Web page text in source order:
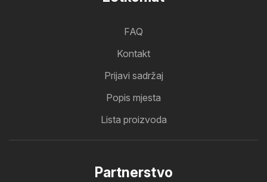
FAQ
Kontakt
Prijavi sadržaj
Popis mjesta
Lista proizvoda
Partnerstvo